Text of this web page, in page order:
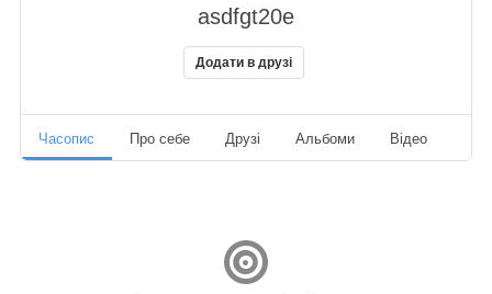
asdfgt20e
Додати в друзі
Часопис Про себе Друзі Альбоми Відео